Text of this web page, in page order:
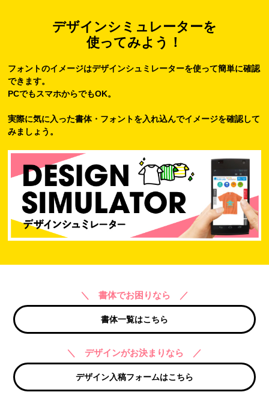
デザインシミュレーターを
使ってみよう！
フォントのイメージはデザインシュミレーターを使って簡単に確認
できます。
PCでもスマホからでもOK。
実際に気に入った書体・フォントを入れ込んでイメージを確認して
みましょう。
＼ 書体でお困りなら ／
書体一覧はこちら
＼ デザインがお決まりなら ／
デザイン入稿フォームはこちら